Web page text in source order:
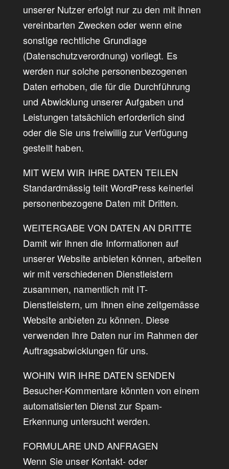
unserer Nutzer erfolgt nur zu den mit ihnen
vereinbarten Zwecken oder wenn eine
sonstige rechtliche Grundlage
(Datenschutzverordnung) vorliegt. Es
werden nur solche personenbezogenen
Daten erhoben, die für die Durchführung
und Abwicklung unserer Aufgaben und
Leistungen tatsächlich erforderlich sind
oder die Sie uns freiwillig zur Verfügung
gestellt haben.
MIT WEM WIR IHRE DATEN TEILEN
Standardmässig teilt WordPress keinerlei
personenbezogene Daten mit Dritten.
WEITERGABE VON DATEN AN DRITTE
Damit wir Ihnen die Informationen auf
unserer Website anbieten können, arbeiten
wir mit verschiedenen Dienstleistern
zusammen, namentlich mit IT-
Dienstleistern, um Ihnen eine zeitgemässe
Website anbieten zu können. Diese
verwenden Ihre Daten nur im Rahmen der
Auftragsabwicklungen für uns.
WOHIN WIR IHRE DATEN SENDEN
Besucher-Kommentare könnten von einem
automatisierten Dienst zur Spam-
Erkennung untersucht werden.
FORMULARE UND ANFRAGEN
Wenn Sie unser Kontakt- oder